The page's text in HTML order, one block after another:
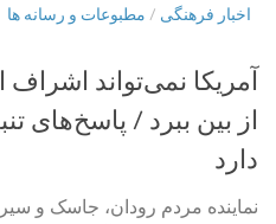
اخبار فرهنگی / مطبوعات و رسانه ها
آمریکا نمی‌تواند اشراف
از بین ببرد / پاسخ‌های
دارد
نماینده مردم رودان، جاسک و